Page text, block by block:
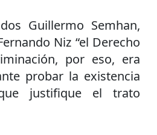
Guillermo Semhan,
Niz “el Derecho
por eso, era
probar la existencia
justifique el trato